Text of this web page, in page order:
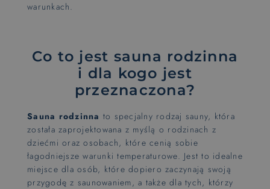
warunkach.
Co to jest sauna rodzinna
i dla kogo jest
przeznaczona?
Sauna rodzinna to specjalny rodzaj sauny, która
została zaprojektowana z myślą o rodzinach z
dziećmi oraz osobach, które cenią sobie
łagodniejsze warunki temperaturowe. Jest to idealne
miejsce dla osób, które dopiero zaczynają swoją
przygodę z saunowaniem, a także dla tych, którzy